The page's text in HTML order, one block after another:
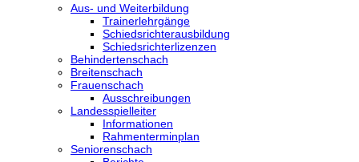
Aus- und Weiterbildung
Trainerlehrgänge
Schiedsrichterausbildung
Schiedsrichterlizenzen
Behindertenschach
Breitenschach
Frauenschach
Ausschreibungen
Landesspielleiter
Informationen
Rahmenterminplan
Seniorenschach